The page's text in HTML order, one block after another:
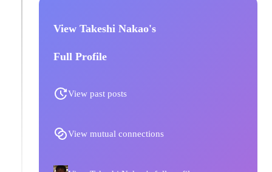
View Takeshi Nakao's
Full Profile
View past posts
View mutual connections